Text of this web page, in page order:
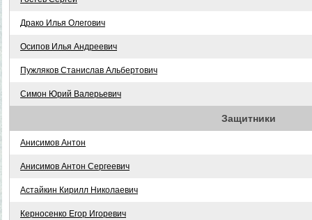
Драко Илья Олегович
Осипов Илья Андреевич
Пужляков Станислав Альбертович
Симон Юрий Валерьевич
Защитники
Анисимов Антон
Анисимов Антон Сергеевич
Астайкин Кирилл Николаевич
Керносенко Егор Игоревич